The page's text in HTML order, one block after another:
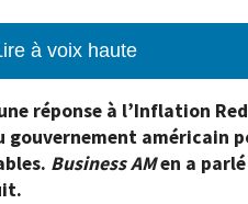
à voix haute
réponse à l’Inflation
gouvernement américain
Business AMen a parlé